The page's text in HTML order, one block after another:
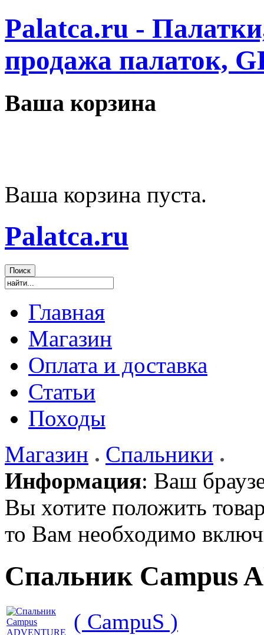
Palatca.ru -
продажа палаток,
Ваша корзина
Ваша корзина пуста.
Palatca.ru
Главная
Магазин
Оплата и доставка
Статьи
Походы
Магазин
Спальники
Информация: Ваш
Вы хотите положить
то Вам необходимо
Спальник Campus
( CampuS )